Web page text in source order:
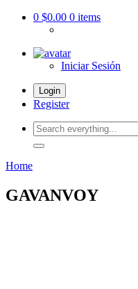
0 $0.00 0 items
Iniciar Sesión
Login
Register
Search
everything...
Home
GAVANVOY